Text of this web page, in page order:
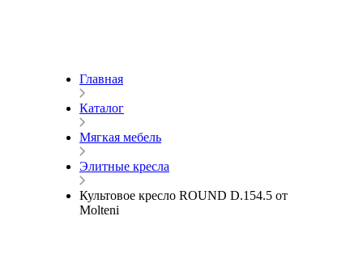
Главная
Каталог
Мягкая мебель
Элитные кресла
Культовое кресло ROUND D.154.5 от
Molteni